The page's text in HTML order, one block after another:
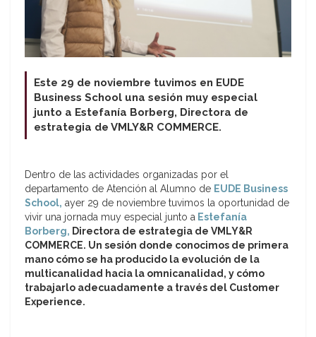
Este 29 de noviembre tuvimos en EUDE
Business School una sesión muy especial
junto a Estefanía Borberg, Directora de
estrategia de VMLY&R COMMERCE.
Dentro de las actividades organizadas por el
departamento de Atención al Alumno de EUDE Business
School, ayer 29 de noviembre tuvimos la oportunidad de
vivir una jornada muy especial junto a Estefanía
Borberg, Directora de estrategia de VMLY&R
COMMERCE. Un sesión donde conocimos de primera
mano cómo se ha producido la evolución de la
multicanalidad hacia la omnicanalidad, y cómo
trabajarlo adecuadamente a través del Customer
Experience.